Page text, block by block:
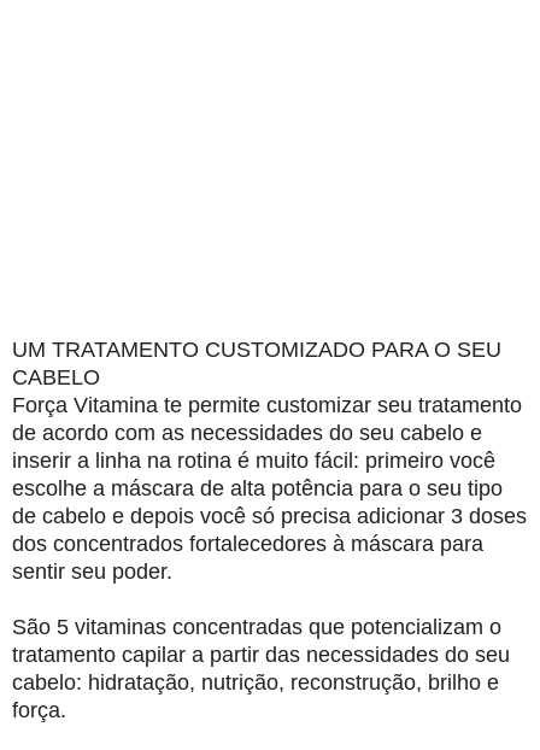
UM TRATAMENTO CUSTOMIZADO PARA O SEU
CABELO
Força Vitamina te permite customizar seu tratamento
de acordo com as necessidades do seu cabelo e
inserir a linha na rotina é muito fácil: primeiro você
escolhe a máscara de alta potência para o seu tipo
de cabelo e depois você só precisa adicionar 3 doses
dos concentrados fortalecedores à máscara para
sentir seu poder.
São 5 vitaminas concentradas que potencializam o
tratamento capilar a partir das necessidades do seu
cabelo: hidratação, nutrição, reconstrução, brilho e
força.